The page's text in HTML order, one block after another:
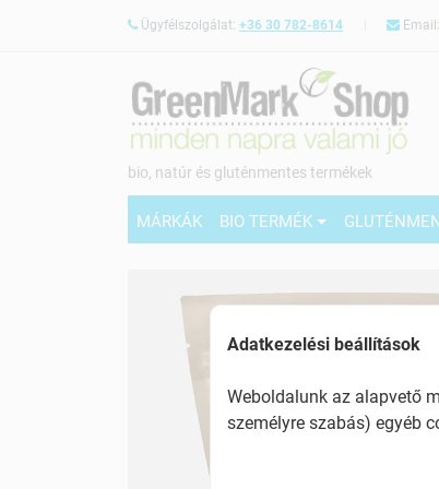
Ügyfélszolgálat: +36 30 782-8614 Email:
bio, natúr és gluténmentes termékek
MÁRKÁK BIO TERMÉK
Adatkezelési beállítások
Weboldalunk az alapvető
személyre szabás) egyéb